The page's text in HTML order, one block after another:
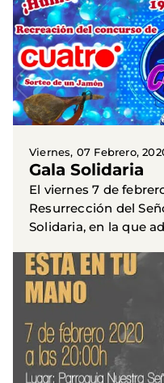
Viernes, 07 Febrero,
Gala Solidaria
El viernes 7 de
Resurrección del
Solidaria, en la que
pan y agua.